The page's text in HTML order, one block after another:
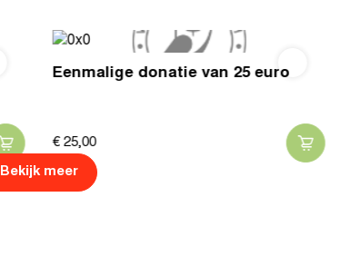
Eenmalige donatie van 25 euro
€ 25,00
Bekijk meer